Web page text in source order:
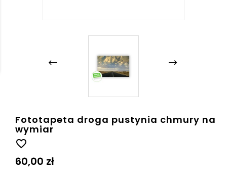
Fototapeta droga pustynia chmury na
wymiar
favorite_border
60,00 zł